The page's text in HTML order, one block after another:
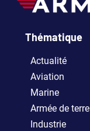
Thématique
Actualité
Aviation
Marine
Armée de terre
Industrie